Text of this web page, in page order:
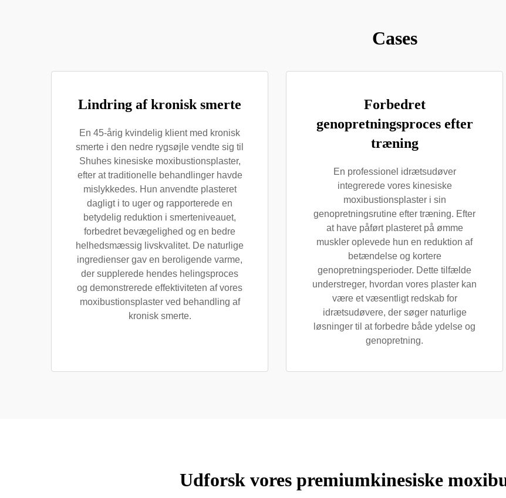
Cases
Lindring af kronisk smerte
En 45-årig kvindelig klient med kronisk
smerte i den nedre rygsøjle vendte sig til
Shuhes kinesiske moxibustionsplaster,
efter at traditionelle behandlinger havde
mislykkedes. Hun anvendte plasteret
dagligt i to uger og rapporterede en
betydelig reduktion i smerteniveauet,
forbedret bevægelighed og en bedre
helhedsmæssig livskvalitet. De naturlige
ingredienser gav en beroligende varme,
der supplerede hendes helingsproces
og demonstrerede effektiviteten af vores
moxibustionsplaster ved behandling af
kronisk smerte.
Forbedret
genopretningsproces efter
træning
En professionel idrætsudøver
integrerede vores kinesiske
moxibustionsplaster i sin
genopretningsrutine efter træning. Efter
at have påført plasteret på ømme
muskler oplevede hun en reduktion af
betændelse og kortere
genopretningsperioder. Dette tilfælde
understreger, hvordan vores plaster kan
være et væsentligt redskab for
idrætsudøvere, der søger naturlige
løsninger til at forbedre både ydelse og
genopretning.
Udforsk vores premiumkinesiske